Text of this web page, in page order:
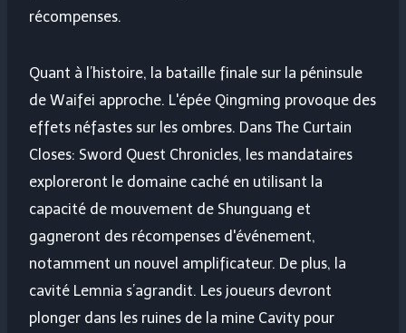
récompenses.
Quant à l’histoire, la bataille finale sur la péninsule
de Waifei approche. L'épée Qingming provoque des
effets néfastes sur les ombres. Dans The Curtain
Closes: Sword Quest Chronicles, les mandataires
exploreront le domaine caché en utilisant la
capacité de mouvement de Shunguang et
gagneront des récompenses d'événement,
notamment un nouvel amplificateur. De plus, la
cavité Lemnia s’agrandit. Les joueurs devront
plonger dans les ruines de la mine Cavity pour